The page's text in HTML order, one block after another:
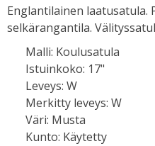
Englantilainen laatusatula.
selkärangantila.
Malli: Koulusatula
Istuinkoko: 17"
Leveys: W
Merkitty leveys: W
Väri: Musta
Kunto: Käytetty